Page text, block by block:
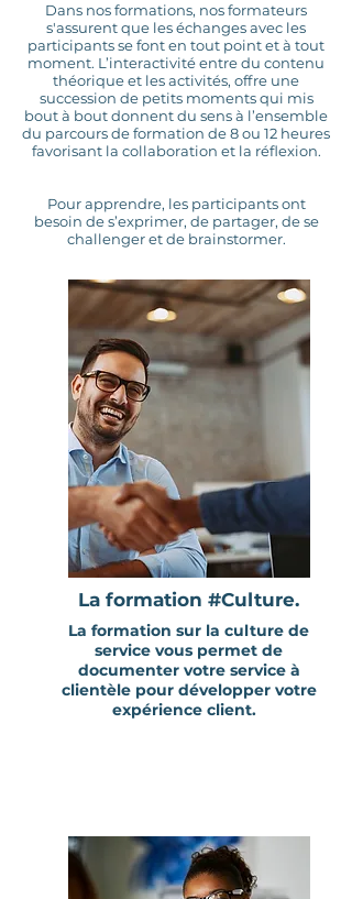
Dans nos formations, nos formateurs
s'assurent que les échanges avec les
participants se font en tout point et à tout
moment. L’interactivité entre du contenu
théorique et les activités, offre une
succession de petits moments qui mis
bout à bout donnent du sens à l’ensemble
du parcours de formation de 8 ou 12 heures
favorisant la collaboration et la réflexion.
Pour apprendre, les participants ont
besoin de s’exprimer, de partager, de se
challenger et de brainstormer.
La formation #Culture.
La formation sur la culture de
service vous permet de
documenter votre service à
clientèle pour développer votre
expérience client.